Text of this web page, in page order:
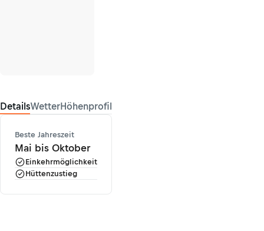
DetailsWetterHöhenprofil
Beste Jahreszeit
Mai bis Oktober
Einkehrmöglichkeit
Hüttenzustieg